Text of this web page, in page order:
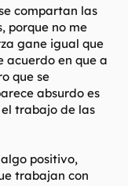
compartan las
porque no me
gane igual que
acuerdo en que a
que se
absurdo es
trabajo de las
positivo,
trabajan con